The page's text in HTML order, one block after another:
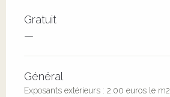
Tarifs 2026
Gratuit
—
Général
Exposants extérieurs : 2.00 euros le m2